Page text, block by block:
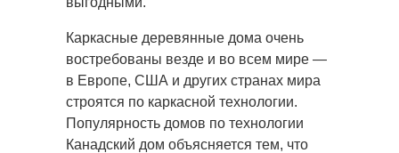
Каркасные деревянные дома очень
востребованы везде и во всем мире —
в Европе, США и других странах мира
строятся по каркасной технологии.
Популярность домов по технологии
Канадский дом объясняется тем, что